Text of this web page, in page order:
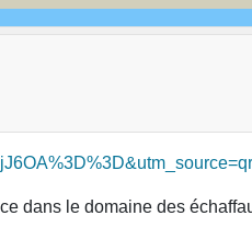
dans le domaine des